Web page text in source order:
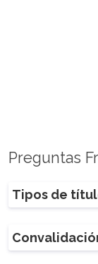
Preguntas
Tipos de